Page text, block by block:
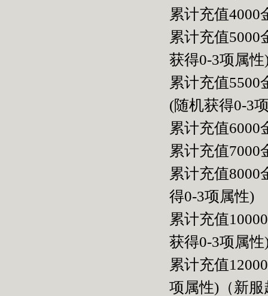
累计充值
累计充值
获得0-3项属性
累计充值
(随机获得0-3
累计充值6000
累计充值7000
累计充值
得0-3项属性)
累计充值
获得0-3项属性
累计充值
项属性)（新